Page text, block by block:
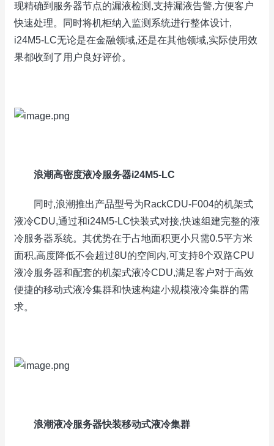
现精确到服务器节点的漏液检测,支持漏液告警,方便客户
快速处理。同时将机柜纳入监测系统进行整体设计,
i24M5-LC无论是在金融领域,还是在其他领域,实际使用效
果都收到了用户良好评价。
浪潮高密度液冷服务器i24M5-LC
同时,浪潮推出产品型号为RackCDU-F004的机架式
液冷CDU,通过和i24M5-LC快装式对接,快速组建完整的液
冷服务器系统。其优势在于占地面积更小只需0.5平方米
面积,高度降低不会超过8U的空间内,可支持8个双路CPU
液冷服务器和配套的机架式液冷CDU,满足客户对于高效
便捷的移动式液冷集群和快速构建小规模液冷集群的需
求。
浪潮液冷服务器快装移动式液冷集群